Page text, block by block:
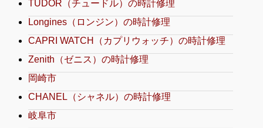
TUDOR（チュードル）の時計修理
Longines（ロンジン）の時計修理
CAPRI WATCH（カプリウォッチ）の時計修理
Zenith（ゼニス）の時計修理
岡崎市
CHANEL（シャネル）の時計修理
岐阜市